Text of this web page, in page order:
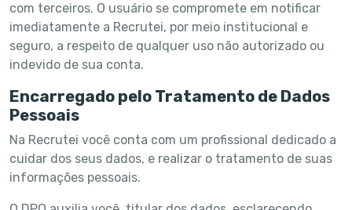
com terceiros. O usuário se compromete em notificar
imediatamente a Recrutei, por meio institucional e
seguro, a respeito de qualquer uso não autorizado ou
indevido de sua conta.
Encarregado pelo Tratamento de Dados
Pessoais
Na Recrutei você conta com um profissional dedicado a
cuidar dos seus dados, e realizar o tratamento de suas
informações pessoais.